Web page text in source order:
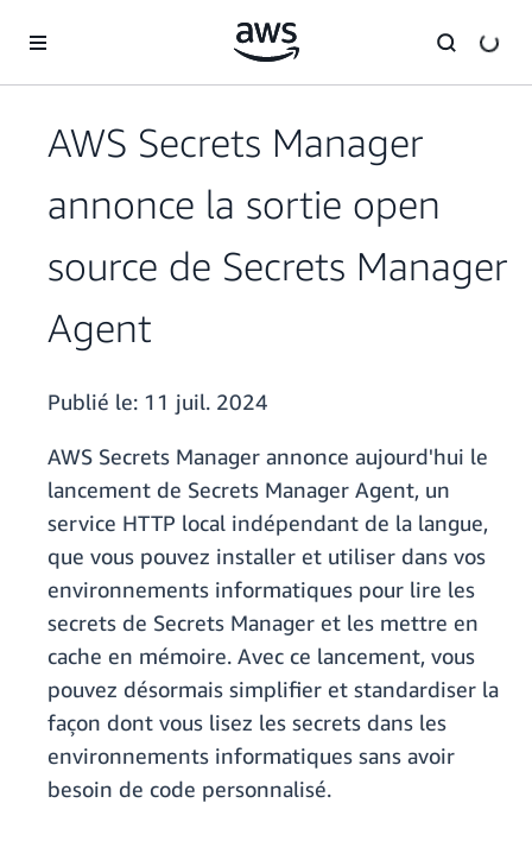
AWS Secrets Manager
annonce la sortie open
source de Secrets Manager
Agent
Publié le: 11 juil. 2024
AWS Secrets Manager annonce aujourd'hui le
lancement de Secrets Manager Agent, un
service HTTP local indépendant de la langue,
que vous pouvez installer et utiliser dans vos
environnements informatiques pour lire les
secrets de Secrets Manager et les mettre en
cache en mémoire. Avec ce lancement, vous
pouvez désormais simplifier et standardiser la
façon dont vous lisez les secrets dans les
environnements informatiques sans avoir
besoin de code personnalisé.